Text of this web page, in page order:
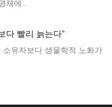
체에..
다 빨리 늙는다”
유자보다 생물학적 노화가